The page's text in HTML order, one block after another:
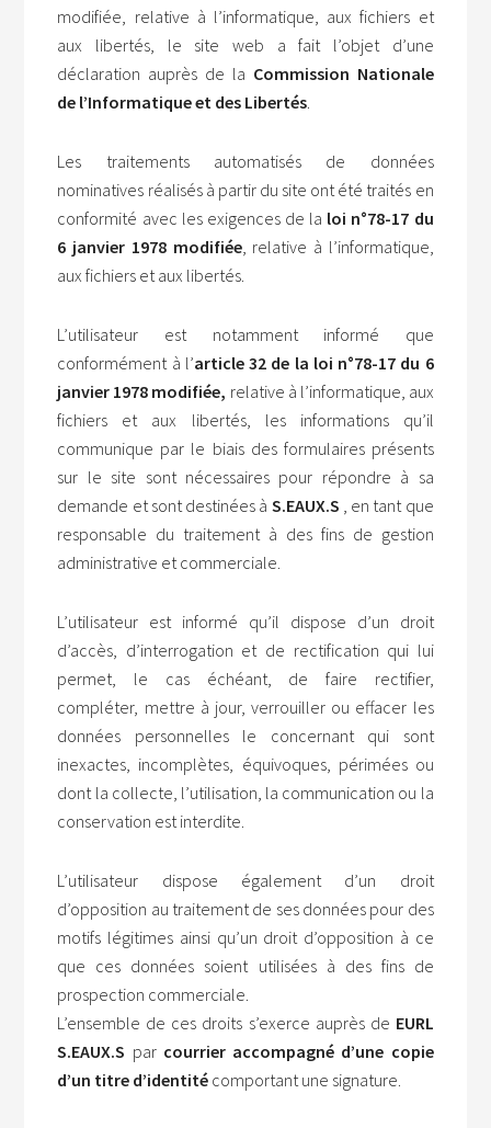
modifiée, relative à l’informatique, aux fichiers et
aux libertés, le site web a fait l’objet d’une
déclaration auprès de la Commission Nationale
de l’Informatique et des Libertés.
Les traitements automatisés de données
nominatives réalisés à partir du site ont été traités en
conformité avec les exigences de la loi n°78-17 du
6 janvier 1978 modifiée, relative à l’informatique,
aux fichiers et aux libertés.
L’utilisateur est notamment informé que
conformément à l’article 32 de la loi n°78-17 du 6
janvier 1978 modifiée, relative à l’informatique, aux
fichiers et aux libertés, les informations qu’il
communique par le biais des formulaires présents
sur le site sont nécessaires pour répondre à sa
demande et sont destinées à S.EAUX.S , en tant que
responsable du traitement à des fins de gestion
administrative et commerciale.
L’utilisateur est informé qu’il dispose d’un droit
d’accès, d’interrogation et de rectification qui lui
permet, le cas échéant, de faire rectifier,
compléter, mettre à jour, verrouiller ou effacer les
données personnelles le concernant qui sont
inexactes, incomplètes, équivoques, périmées ou
dont la collecte, l’utilisation, la communication ou la
conservation est interdite.
L’utilisateur dispose également d’un droit
d’opposition au traitement de ses données pour des
motifs légitimes ainsi qu’un droit d’opposition à ce
que ces données soient utilisées à des fins de
prospection commerciale.
L’ensemble de ces droits s’exerce auprès de EURL
S.EAUX.S par courrier accompagné d’une copie
d’un titre d’identité comportant une signature.